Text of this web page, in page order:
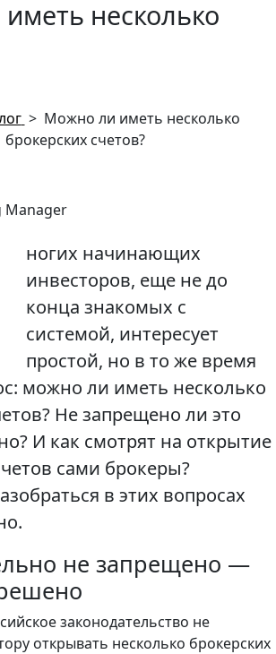
несколько
счетов?
> Можно ли иметь несколько
брокерских счетов?
Manager
ногих начинающих
инвесторов, еще не до
конца знакомых с
системой, интересует
простой, но в то же время
можно ли иметь несколько
Не запрещено ли это
И как смотрят на открытие
сами брокеры?
в этих вопросах
не запрещено —
законодательство не
открывать несколько брокерских